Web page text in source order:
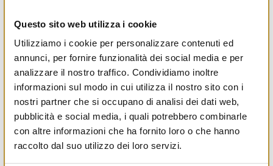
Questo sito web utilizza i cookie
Utilizziamo i cookie per personalizzare contenuti ed
annunci, per fornire funzionalità dei social media e per
analizzare il nostro traffico. Condividiamo inoltre
informazioni sul modo in cui utilizza il nostro sito con i
nostri partner che si occupano di analisi dei dati web,
pubblicità e social media, i quali potrebbero combinarle
con altre informazioni che ha fornito loro o che hanno
raccolto dal suo utilizzo dei loro servizi.
Ristorante Pizzeria dai Fradiè - Via Ladino, 47
Alloggio turistico Charme by Namir - Via Ladino, 50
New Pizza - Via X Martiri, 18
Pub & Bar Crud o Cot - Via X Martiri, 22
Agriturismo Alla Casella - Via Angelo Talassi, 38/40
Bar e Tabacchi:
Caffetteria Bellini - Via Vincenzo Bellini, 2
Gelateria Bar Latteria Levante - Via Vincenzo Bellini, 22
Tabaccheria Poggi - Via Ladino, 59